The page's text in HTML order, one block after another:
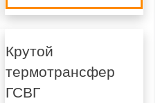
Крутой
термотрансфер
ГСВГ